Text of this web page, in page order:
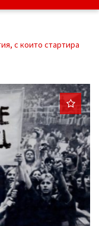
с които стартира